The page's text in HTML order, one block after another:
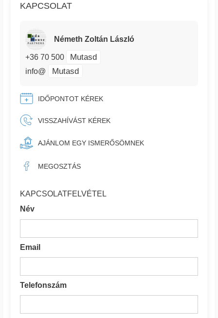
KAPCSOLAT
Németh Zoltán László
+36 70 500 Mutasd
info@ Mutasd
IDŐPONTOT KÉREK
VISSZAHÍVÁST KÉREK
AJÁNLOM EGY ISMERŐSÖMNEK
MEGOSZTÁS
KAPCSOLATFELVÉTEL
Név
Email
Telefonszám